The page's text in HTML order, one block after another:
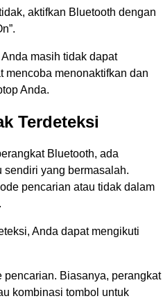
aktifkan Bluetooth dengan
masih tidak dapat
mencoba menonaktifkan dan
Anda.
Terdeteksi
Bluetooth, ada
sendiri yang bermasalah.
pencarian atau tidak dalam
Anda dapat mengikuti
pencarian. Biasanya, perangkat
kombinasi tombol untuk